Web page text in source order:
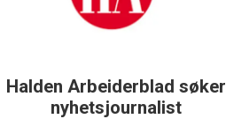
Halden Arbeiderblad søker
nyhetsjournalist